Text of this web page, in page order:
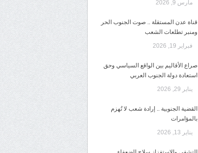
مارس 9, 2026
قناة عدن المستقلة .. صوت الجنوب الحر
ومنبر تطلعات الشعب
فبراير 19, 2026
صراع الأقاليم بين الواقع السياسي وحق
استعادة دولة الجنوب العربي
يناير 29, 2026
القضية الجنوبية .. إرادة شعب لا تُهزم
بالمؤامرات
يناير 13, 2026